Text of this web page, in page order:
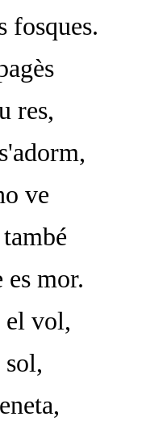
fosques.
res,
ve
es mor.
el vol,
sol,